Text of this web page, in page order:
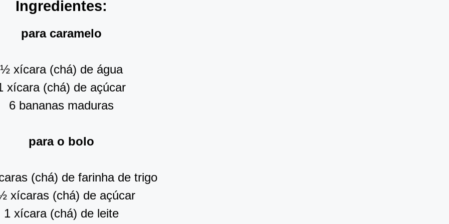
Ingredientes:
para caramelo
½ xícara (chá) de água
xícara (chá) de açúcar
6 bananas maduras
para o bolo
(chá) de farinha de trigo
xícaras (chá) de açúcar
1 xícara (chá) de leite